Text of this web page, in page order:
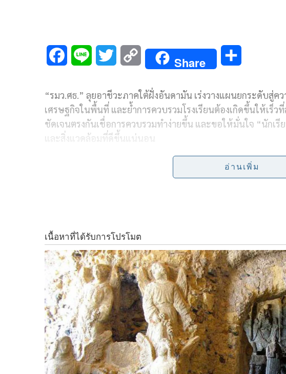
c
e
b
n
e
i
t
t
p
y
L
Share
a
r
“รมว.ศธ.” ลุยอาชีวะภาคใต้ฝั่งอันดามัน เร่งวางแผนยกระดับสู่ค
เศรษฐกิจในพื้นที่ และย้ำการควบรวมโรงเรียนต้องเกิดขึ้นให้เร็
ชัดเจนตรงกันเชื่อการควบรวมทำง่ายขึ้น และขอให้มั่นใจ “นัก
และสิ่งแวดล้อมที่ดีขึ้นแน่นอน
นายณัฏฐพล ทีปสุวรรณ
ติดตามการดำเนินงานตามนโยบายรัฐบาล ในการประชุมคณะรัฐ
ผู้ว่าราชการจังหวัดภูเก็ต นายสุภัทร จำปาทอง ปลัดกระทรวงศึกษ
คณะกรรมการการอาชีวศึกษา นายอัมพร พินะสา เลขาธิการคณ
กระทรวงศึกษาธิการ ศึกษาธิการภาค ศึกษาธิการจังหวัด ตลอด
นักศึกษา ให้การต้อนรับและรับมอบนโยบาย ณ วิทยาลัยอาชีวศึก
รมว.ศึกษาธิการ กล่าวว่า รัฐบาลและกระทรวงศึกษาธิการให้คว
เฉพาะในโลกยุคปัจจุบันที่ทุกประเทศได้รับผลกระทบจากการแพ
ประเทศไทย ต้องเร่งพัฒนาประเทศให้มีศักยภาพในการแข่งขันกั
มาตรฐานการอาชีวศึกษาให้มีความเป็นสากล พร้อมทั้งเชื่อมโย
อ่านเพิ่ม